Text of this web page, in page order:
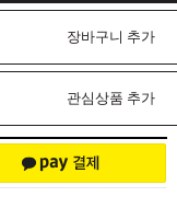
장바구니 추가
관심상품 추가